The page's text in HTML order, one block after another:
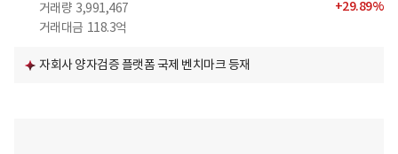
거래량 3,991,467
거래대금 118.3억
+29.89%
자회사 양자검증 플랫폼 국제 벤치마크 등재